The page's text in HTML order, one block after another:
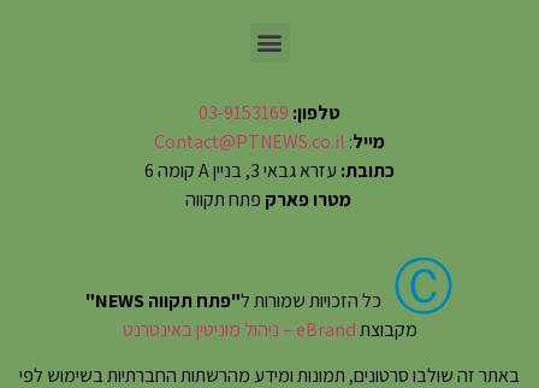
טלפון: 03-9153169
מייל:
Contact@PTNEWS.co.il
כתובת: עזרא גבאי 3, בניין A קומה 6
מטרו פארק פתח תקווה
Ⓒ כל הזכויות שמורות ל"פתח תקווה NEWS"
מקבוצתeBrand – ניהול מוניטין באינטרנט
באתר זה שולבו סרטונים, תמונות ומידע מהרשתות החברתיות בשימוש לפי